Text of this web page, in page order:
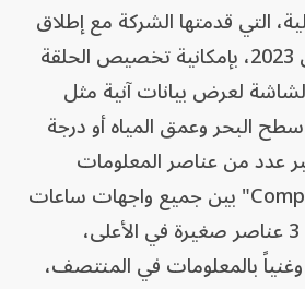
التي قدمتها الشركة مع إطلاق
أبل ووتش ألترا 2 في 2023، بإمكانية تخصيص الحلقة
لعرض بيانات آنية مثل
سطح البحر وعمق المياه أو درجة
عدد من عناصر المعلومات
التفاعلية "Complications" بين جميع واجهات ساعات
أبل الرقمية، إذ تضم 3 عناصر صغيرة في الأعلى،
وغنياً بالمعلومات في المنتصف،